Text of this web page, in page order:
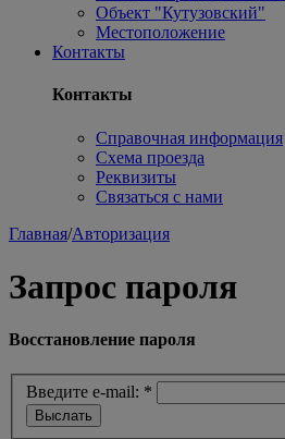
Объект "Кутузовский"
Местоположение
Контакты
Контакты
Справочная информация
Схема проезда
Реквизиты
Связаться с нами
Главная/Авторизация
Запрос пароля
Восстановление пароля
Введите e-mail: *